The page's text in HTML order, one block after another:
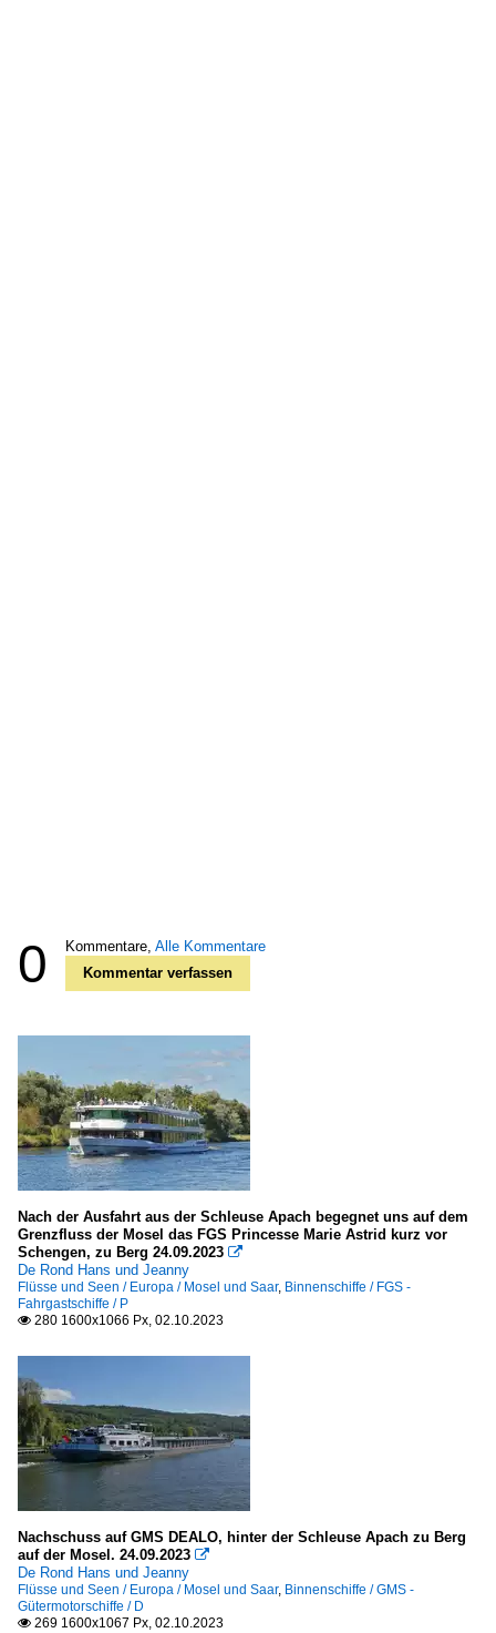
0 Kommentare, Alle Kommentare
Kommentar verfassen
Nach der Ausfahrt aus der Schleuse Apach begegnet uns auf dem
Grenzfluss der Mosel das FGS Princesse Marie Astrid kurz vor
Schengen, zu Berg 24.09.2023 
De Rond Hans und Jeanny
Flüsse und Seen / Europa / Mosel und Saar, Binnenschiffe / FGS -
Fahrgastschiffe / P
 280 1600x1066 Px, 02.10.2023
Nachschuss auf GMS DEALO, hinter der Schleuse Apach zu Berg
auf der Mosel. 24.09.2023 
De Rond Hans und Jeanny
Flüsse und Seen / Europa / Mosel und Saar, Binnenschiffe / GMS -
Gütermotorschiffe / D
 269 1600x1067 Px, 02.10.2023